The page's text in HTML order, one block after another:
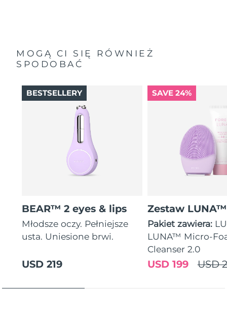
MOGĄ CI SIĘ RÓWNIEŻ
SPODOBAĆ
BEAR™ 2 eyes & lips
Młodsze oczy. Pełniejsze
usta. Uniesione brwi.
USD 219
BESTSELLERY SAVE 24%
Zestaw
Pakiet zawiera:
LUNA™ Micro-
Cleanser 2.0
USD
USD 199